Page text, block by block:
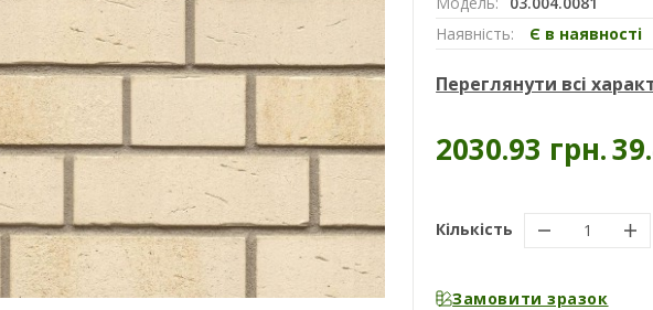
Клінкерний підвіконник
Наявність:
Є в наявності
Переглянути всі
2030.93 грн.
Кількість
Замовити зразок